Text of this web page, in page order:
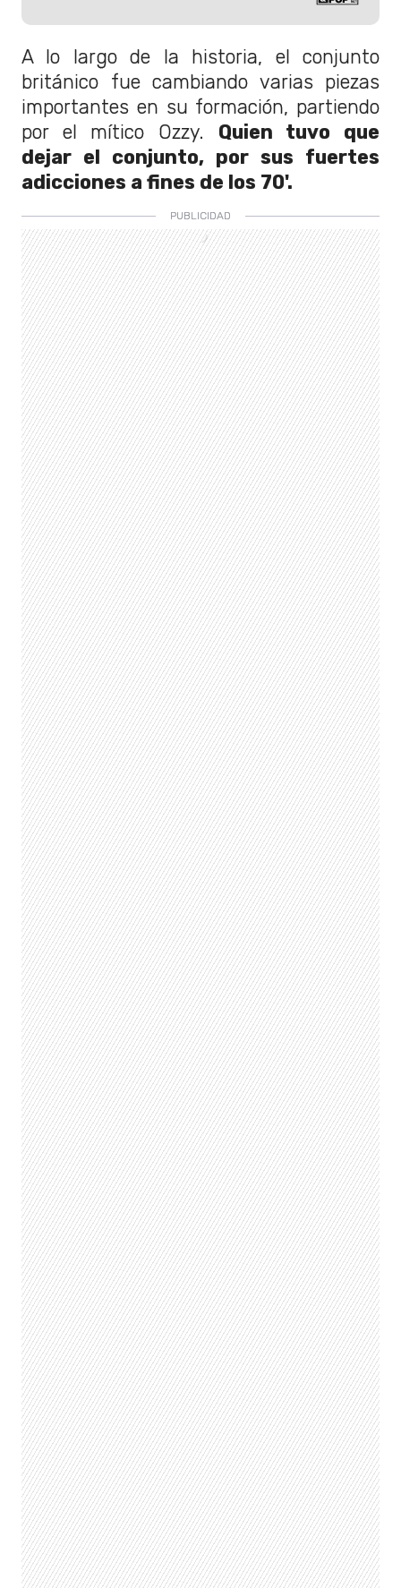
A lo largo de la historia, el conjunto
británico fue cambiando varias piezas
importantes en su formación, partiendo
por el mítico Ozzy. Quien tuvo que
dejar el conjunto, por sus fuertes
adicciones a fines de los 70'.